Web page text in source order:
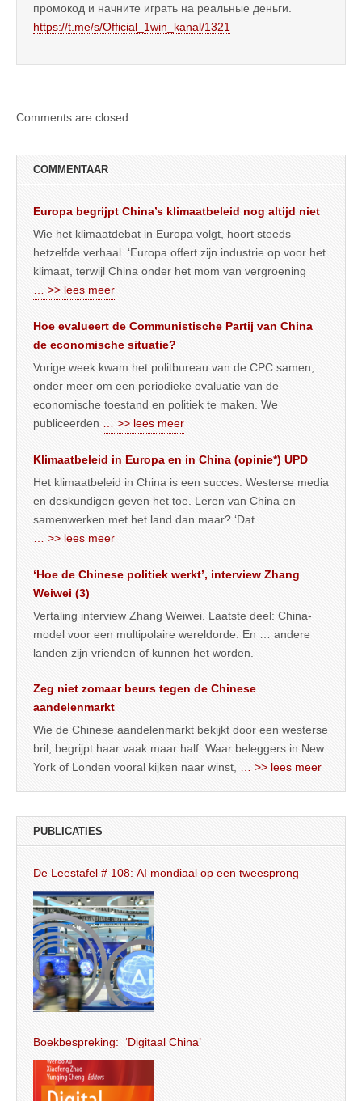
промокод и начните играть на реальные деньги.
https://t.me/s/Official_1win_kanal/1321
Comments are closed.
COMMENTAAR
Europa begrijpt China’s klimaatbeleid nog altijd niet
Wie het klimaatdebat in Europa volgt, hoort steeds
hetzelfde verhaal. ‘Europa offert zijn industrie op voor het
klimaat, terwijl China onder het mom van vergroening
… >> lees meer
Hoe evalueert de Communistische Partij van China
de economische situatie?
Vorige week kwam het politbureau van de CPC samen,
onder meer om een periodieke evaluatie van de
economische toestand en politiek te maken. We
publiceerden … >> lees meer
Klimaatbeleid in Europa en in China (opinie*) UPD
Het klimaatbeleid in China is een succes. Westerse media
en deskundigen geven het toe. Leren van China en
samenwerken met het land dan maar? ‘Dat
… >> lees meer
‘Hoe de Chinese politiek werkt’, interview Zhang
Weiwei (3)
Vertaling interview Zhang Weiwei. Laatste deel: China-
model voor een multipolaire wereldorde. En … andere
landen zijn vrienden of kunnen het worden.
Zeg niet zomaar beurs tegen de Chinese
aandelenmarkt
Wie de Chinese aandelenmarkt bekijkt door een westerse
bril, begrijpt haar vaak maar half. Waar beleggers in New
York of Londen vooral kijken naar winst, … >> lees meer
PUBLICATIES
De Leestafel # 108: AI mondiaal op een tweesprong
Boekbespreking: ‘Digitaal China’